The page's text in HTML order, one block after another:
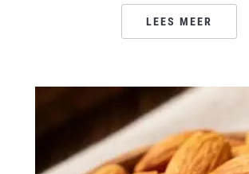
LEES MEER